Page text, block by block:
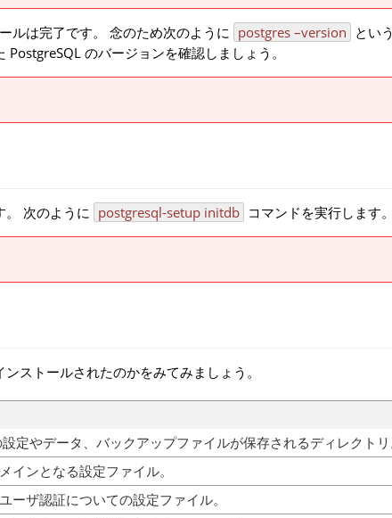
ルは完了です。 念のため次のように postgres –version とい
のバージョンを確認しましょう。
次のように postgresql-setup initdb コマンドを実行します
ストールされたのかをみてみましょう。
定やデータ、バックアップファイルが保存されるディレクト
インとなる設定ファイル。
ーザ認証についての設定ファイル。